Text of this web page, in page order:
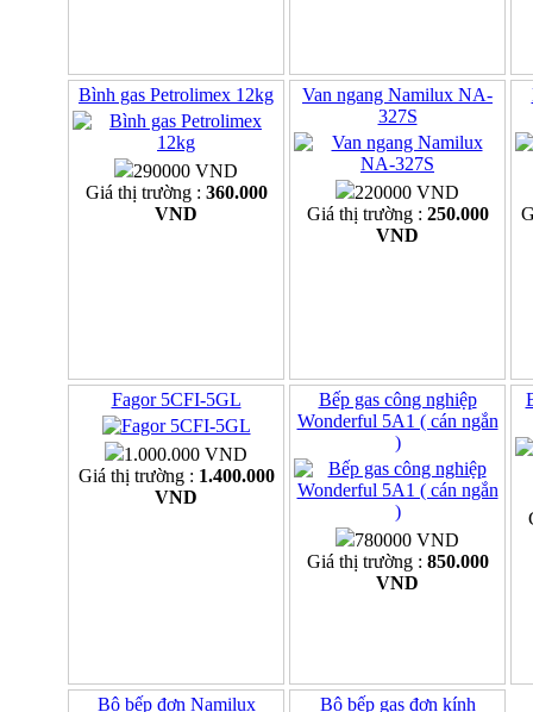
Bình gas Petrolimex 12kg
290000 VND
Giá thị trường : 360.000
VND
Van ngang Namilux NA-
327S
220000 VND
Giá thị trường : 250.000
VND
Fagor 5CFI-5GL
1.000.000 VND
Giá thị trường : 1.400.000
VND
Bếp gas công nghiệp
Wonderful 5A1 ( cán ngắn
)
780000 VND
Giá thị trường : 850.000
VND
Bộ bếp đơn Namilux Bộ bếp gas đơn kính